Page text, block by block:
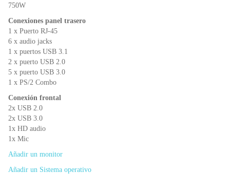
750W
Conexiones panel trasero
1 x Puerto RJ-45
6 x audio jacks
1 x puertos USB 3.1
2 x puerto USB 2.0
5 x puerto USB 3.0
1 x PS/2 Combo
Conexión frontal
2x USB 2.0
2x USB 3.0
1x HD audio
1x Mic
Añadir un monitor
Añadir un Sistema operativo